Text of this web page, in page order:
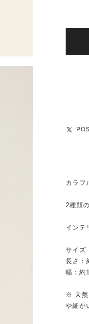
カラフ
2種類
インテ
サイズ
長さ：
幅：約
※ 天然
や細か